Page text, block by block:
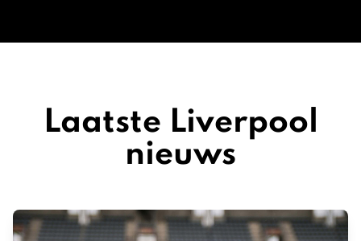
Laatste Liverpool
nieuws